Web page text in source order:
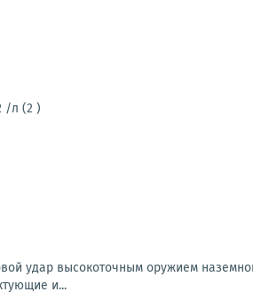
/л (2 )
удар высокоточным оружием
и...